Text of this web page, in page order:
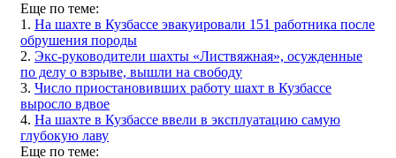
Еще по теме:
1. На шахте в Кузбассе эвакуировали 151 работника после
обрушения породы
2. Экс-руководители шахты «Листвяжная», осужденные
по делу о взрыве, вышли на свободу
3. Число приостановивших работу шахт в Кузбассе
выросло вдвое
4. На шахте в Кузбассе ввели в эксплуатацию самую
глубокую лаву
Еще по теме: